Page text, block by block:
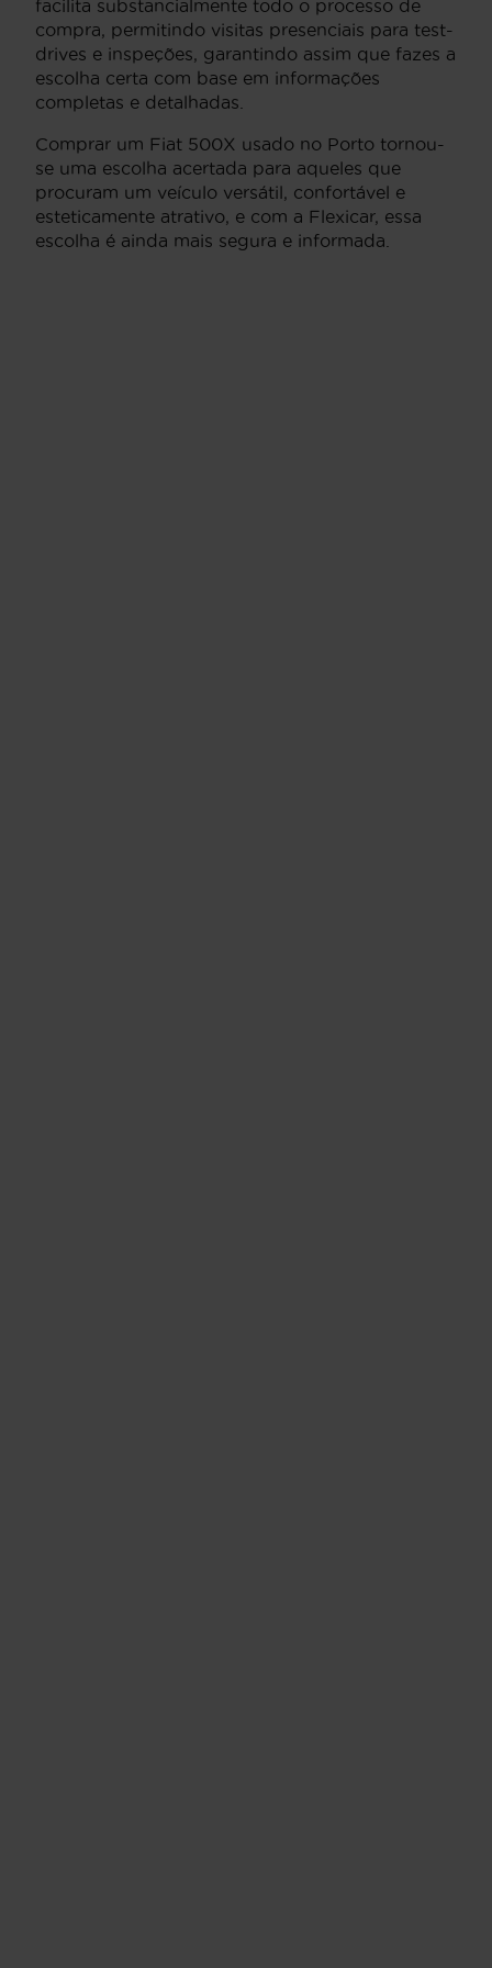
facilita substancialmente todo o processo de
compra, permitindo visitas presenciais para test-
drives e inspeções, garantindo assim que fazes a
escolha certa com base em informações
completas e detalhadas.
Comprar um Fiat 500X usado no Porto tornou-
se uma escolha acertada para aqueles que
procuram um veículo versátil, confortável e
esteticamente atrativo, e com a Flexicar, essa
escolha é ainda mais segura e informada.